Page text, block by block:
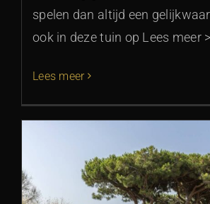
spelen dan altijd een
ook in deze tuin op Lees meer >
Lees meer